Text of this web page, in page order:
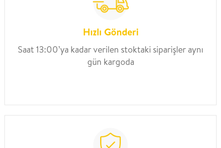
Hızlı Gönderi
Saat 13:00’ya kadar verilen stoktaki siparişler aynı
gün kargoda